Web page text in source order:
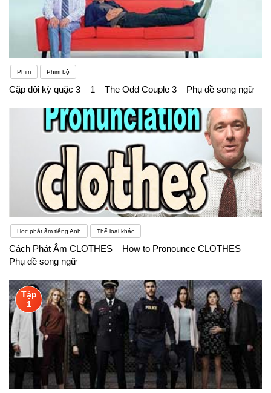
Phim Phim bộ
Cặp đôi kỳ quặc 3 – 1 – The Odd Couple 3 – Phụ đề song ngữ
Học phát âm tiếng Anh Thể loại khác
Cách Phát Âm CLOTHES – How to Pronounce CLOTHES –
Phụ đề song ngữ
Tập
1